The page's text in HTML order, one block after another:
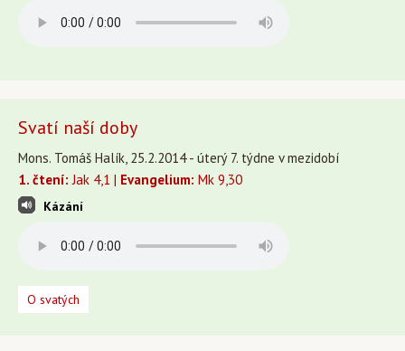
Svatí naší doby
Mons. Tomáš Halík, 25.2.2014 - úterý 7. týdne v mezidobí
1. čtení: Jak 4,1 | Evangelium: Mk 9,30
Kázání
O svatých